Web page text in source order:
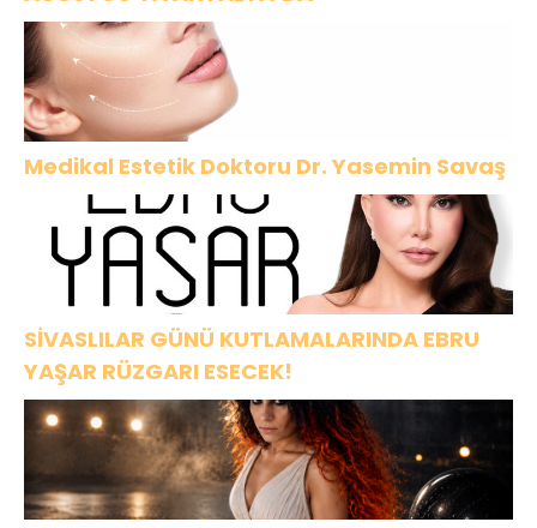
Medikal Estetik Doktoru Dr. Yasemin Savaş
SİVASLILAR GÜNÜ KUTLAMALARINDA EBRU
YAŞAR RÜZGARI ESECEK!